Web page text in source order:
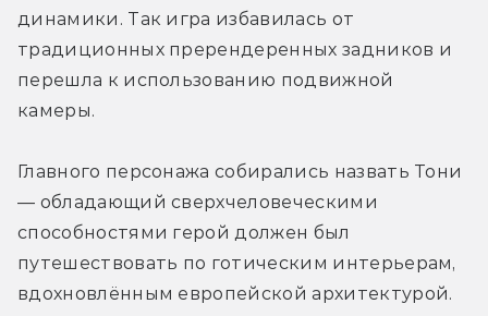
динамики. Так игра избавилась от
традиционных пререндеренных задников и
перешла к использованию подвижной
камеры.
Главного персонажа собирались назвать Тони
— обладающий сверхчеловеческими
способностями герой должен был
путешествовать по готическим интерьерам,
вдохновлённым европейской архитектурой.